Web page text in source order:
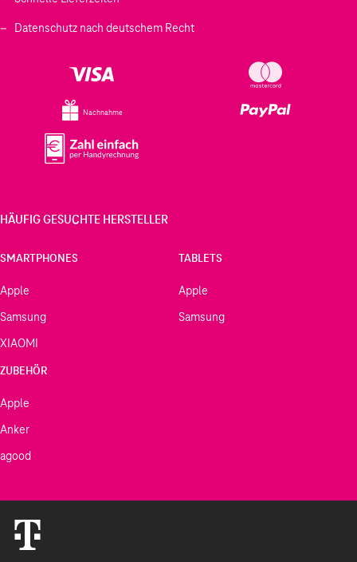
Datenschutz nach deutschem Recht
Nachnahme
HÄUFIG GESUCHTE HERSTELLER
SMARTPHONES
Apple
Samsung
XIAOMI
TABLETS
Apple
Samsung
ZUBEHÖR
Apple
Anker
agood